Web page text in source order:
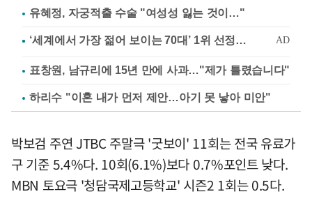
유혜정, 자궁적출 수술 "여성성 잃는 것이…"
표창원, 남규리에 15년 만에 사과…"제가 틀렸습니다"
하리수 "이혼 내가 먼저 제안…아기 못 낳아 미안"
박보검 주연 JTBC 주말극 '굿보이' 11회는 전국 유료가
구 기준 5.4%다. 10회(6.1%)보다 0.7%포인트 낮다.
MBN 토요극 '청담국제고등학교' 시즌2 1회는 0.5다.